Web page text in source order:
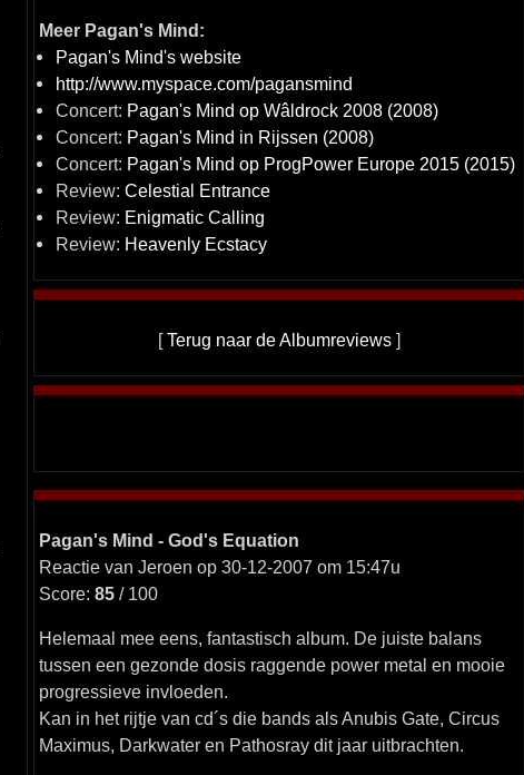
Meer Pagan's Mind:
Pagan's Mind's website
http://www.myspace.com/pagansmind
Concert: Pagan's Mind op Wâldrock 2008 (2008)
Concert: Pagan's Mind in Rijssen (2008)
Concert: Pagan's Mind op ProgPower Europe 2015 (2015)
Review: Celestial Entrance
Review: Enigmatic Calling
Review: Heavenly Ecstacy
[Terug naar de Albumreviews ]
Pagan's Mind - God's Equation
Reactie van Jeroen op 30-12-2007 om 15:47u
Score: 85/ 100
Helemaal mee eens, fantastisch album. De juiste balans
tussen een gezonde dosis raggende power metal en mooie
progressieve invloeden.
Kan in het rijtje van cd´s die bands als Anubis Gate, Circus
Maximus, Darkwater en Pathosray dit jaar uitbrachten.